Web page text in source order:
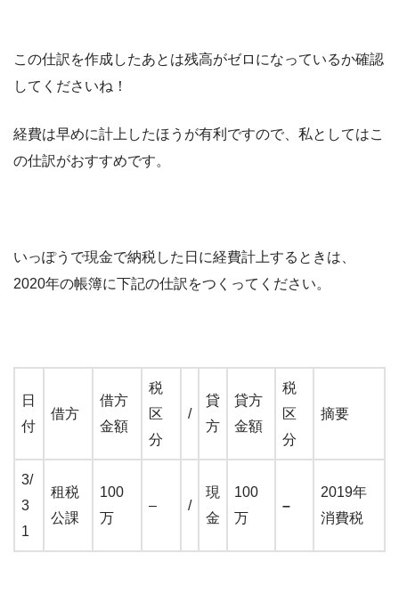
この仕訳を作成したあとは残高がゼロになっているか確認
してくださいね！
経費は早めに計上したほうが有利ですので、私としてはこ
の仕訳がおすすめです。
いっぽうで現金で納税した日に経費計上するときは、
2020年の帳簿に下記の仕訳をつくってください。
日
付
借方
借方
金額
税
区
分
/
貸
方
貸方
金額
税
区
分
摘要
3/
3
1
租税
公課
100
万
– /
現
金
100
万
–
2019年
消費税